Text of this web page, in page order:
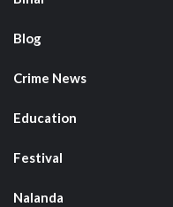
Blog
Crime News
Education
Festival
Nalanda